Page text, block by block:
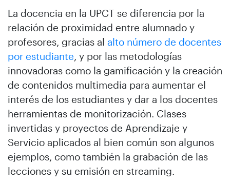
La docencia en la UPCT se diferencia por la
relación de proximidad entre alumnado y
profesores, gracias al alto número de docentes
por estudiante, y por las metodologías
innovadoras como la gamificación y la creación
de contenidos multimedia para aumentar el
interés de los estudiantes y dar a los docentes
herramientas de monitorización. Clases
invertidas y proyectos de Aprendizaje y
Servicio aplicados al bien común son algunos
ejemplos, como también la grabación de las
lecciones y su emisión en streaming.